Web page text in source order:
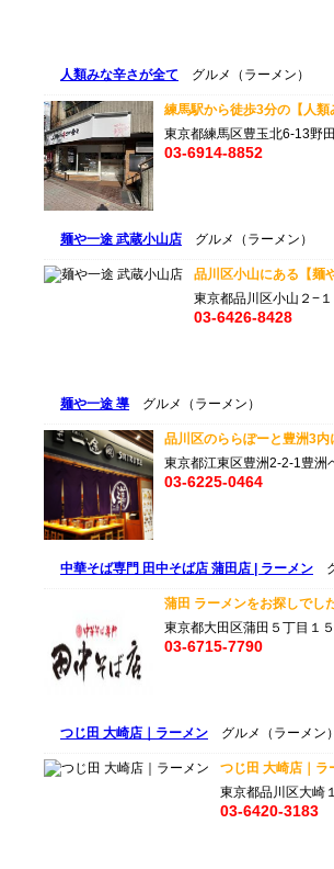
人類みな辛さが全て グルメ（ラーメン）
練馬駅から徒歩3分の【人
東京都練馬区豊玉北6-13野
03-6914-8852
麺や一途 武蔵小山店 グルメ（ラーメン）
品川区小山にある【麺
東京都品川区小山２−１
03-6426-8428
麺や一途 導 グルメ（ラーメン）
品川区のららぽーと豊洲3
東京都江東区豊洲2-2-1豊洲
03-6225-0464
中華そば専門 田中そば店 蒲田店 | ラーメン
蒲田 ラーメンをお探しでし
東京都大田区蒲田５丁目１
03-6715-7790
つじ田 大崎店｜ラーメン グルメ（ラーメン）
つじ田 大崎店｜ラ
東京都品川区大崎
03-6420-3183